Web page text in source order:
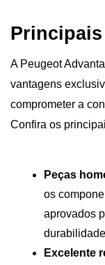
A Peugeot
vantagens
comprometer a
Confira os
Peças
os
aprovados
Excelente